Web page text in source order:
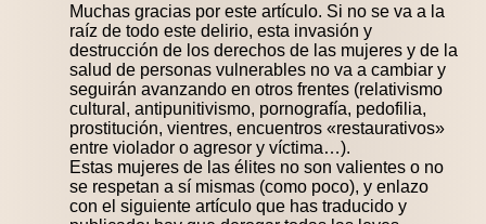
Muchas gracias por este artículo. Si no se va a la
raíz de todo este delirio, esta invasión y
destrucción de los derechos de las mujeres y de la
salud de personas vulnerables no va a cambiar y
seguirán avanzando en otros frentes (relativismo
cultural, antipunitivismo, pornografía, pedofilia,
prostitución, vientres, encuentros «restaurativos»
entre violador o agresor y víctima…).
Estas mujeres de las élites no son valientes o no
se respetan a sí mismas (como poco), y enlazo
con el siguiente artículo que has traducido y